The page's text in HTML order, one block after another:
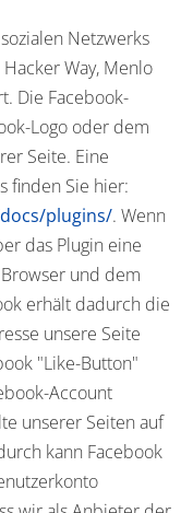
Netzwerks
Way, Menlo
Die Facebook-
Logo oder dem
Seite. Eine
finden Sie hier:
plugins/. Wenn
das Plugin eine
und dem
erhält dadurch die
unsere Seite
"Like-Button"
Account
unserer Seiten auf
kann Facebook